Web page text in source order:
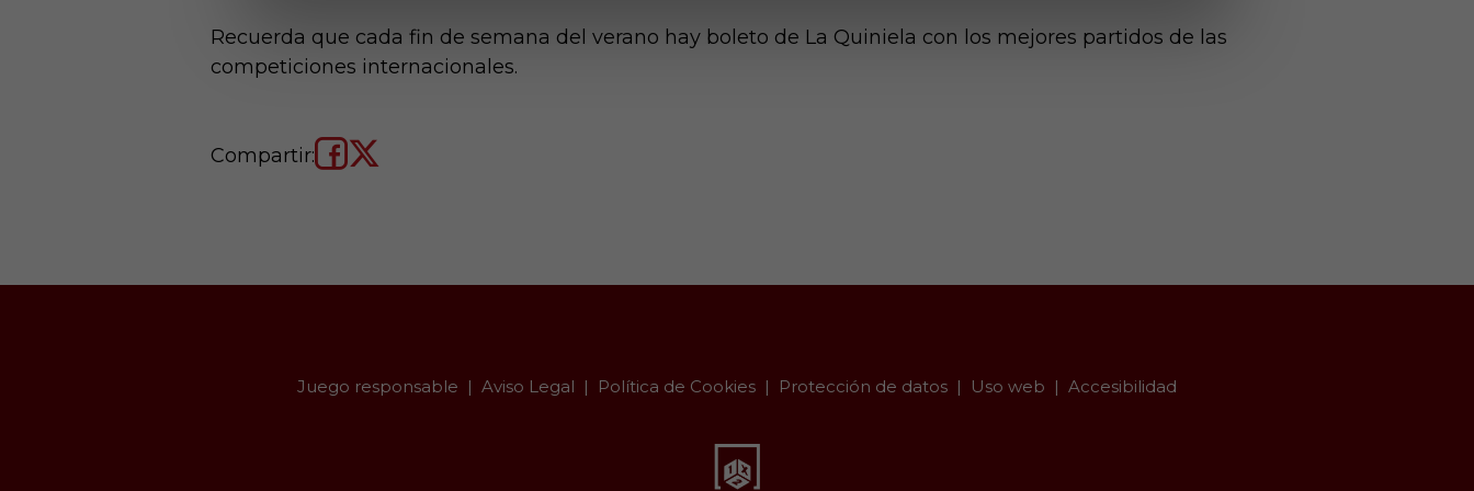
Recuerda que cada fin de semana del verano hay boleto de La Quiniela con los mejores partidos de las
competiciones internacionales.
Compartir:
Juego responsable Aviso Legal Política de Cookies Protección de datos Uso web Accesibilidad